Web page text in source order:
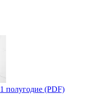
1 полугодие (PDF)